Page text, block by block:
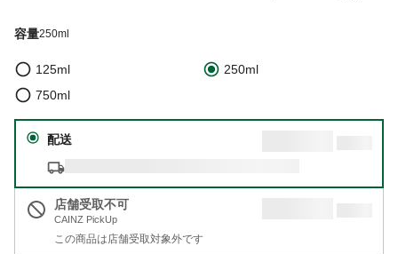
容量250ml
125ml
250ml
750ml
配送
店舗受取不可
CAINZ PickUp
この商品は店舗受取対象外です